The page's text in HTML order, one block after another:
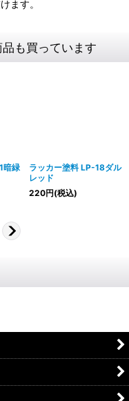
ます。
も買っています
暗緑
ラッカー塗料 LP-18ダル
レッド
220円(税込)